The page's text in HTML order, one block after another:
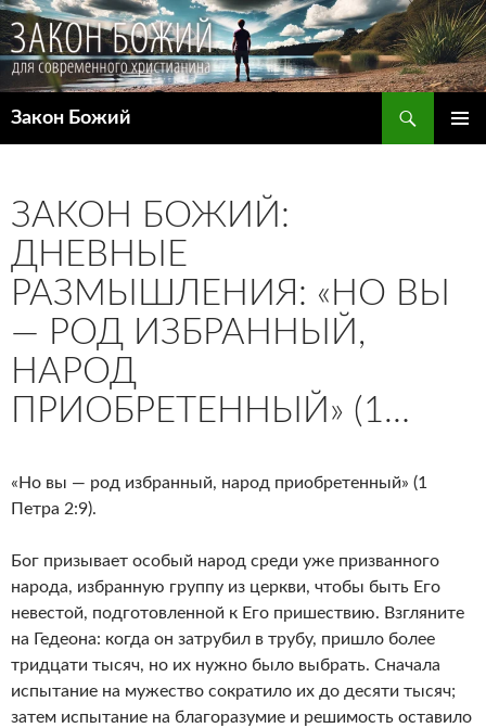
Закон Божий
ЗАКОН БОЖИЙ:
ДНЕВНЫЕ
РАЗМЫШЛЕНИЯ: «НО ВЫ
— РОД ИЗБРАННЫЙ,
НАРОД
ПРИОБРЕТЕННЫЙ» (1…
«Но вы — род избранный, народ приобретенный» (1
Петра 2:9).
Бог призывает особый народ среди уже призванного
народа, избранную группу из церкви, чтобы быть Его
невестой, подготовленной к Его пришествию. Взгляните
на Гедеона: когда он затрубил в трубу, пришло более
тридцати тысяч, но их нужно было выбрать. Сначала
испытание на мужество сократило их до десяти тысяч;
затем испытание на благоразумие и решимость оставило